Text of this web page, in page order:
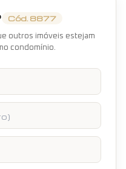
Cód. 8877
outros imóveis estejam
condomínio.